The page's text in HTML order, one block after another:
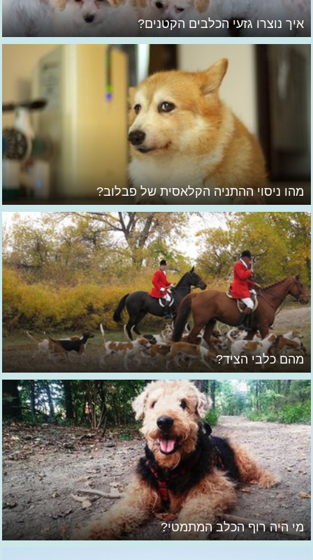
איך נוצרו גזעי הכלבים הקטנים?
מהו ניסוי ההתניה הקלאסית של פבלוב?
מהם כלבי הציד?
מי היה רוף הכלב המתמטי?